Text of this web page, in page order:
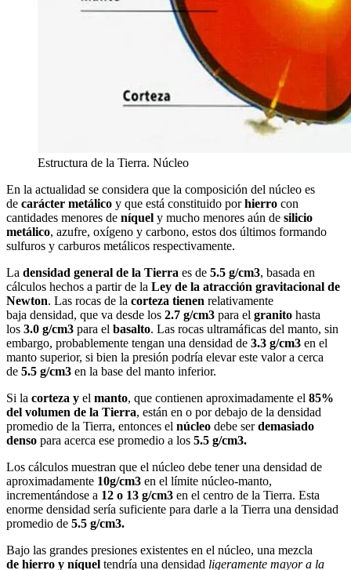
Estructura de la Tierra. Núcleo
En la actualidad se considera que la composición del núcleo es
de carácter metálico y que está constituido porhierro con
cantidades menores de níquel y mucho menores aún de silicio
metálico, azufre, oxígeno y carbono, estos dos últimos formando
sulfuros y carburos metálicos respectivamente.
La densidad general de la Tierra es de 5.5 g/cm3, basada en
cálculos hechos a partir de la Ley de la atracción gravitacional de
Newton. Las rocas de la corteza tienen relativamente
baja densidad, que va desde los 2.7 g/cm3 para el granito hasta
los 3.0 g/cm3 para el basalto. Las rocas ultramáficas del manto, sin
embargo, probablemente tengan una densidad de 3.3 g/cm3 en el
manto superior, si bien la presión podría elevar este valor a cerca
de 5.5 g/cm3 en la base del manto inferior.
Si la corteza y el manto, que contienen aproximadamente el 85%
del volumen de la Tierra, están en o por debajo de la densidad
promedio de la Tierra, entonces el núcleo debe serdemasiado
denso para acerca ese promedio a los 5.5 g/cm3.
Los cálculos muestran que el núcleo debe tener una densidad de
aproximadamente 10g/cm3 en el límite núcleo-manto,
incrementándose a 12 o 13 g/cm3 en el centro de la Tierra. Esta
enorme densidad sería suficiente para darle a la Tierra una densidad
promedio de 5.5 g/cm3.
Bajo las grandes presiones existentes en el núcleo, una mezcla
de hierro y níquel tendría una densidad ligeramente mayor a la